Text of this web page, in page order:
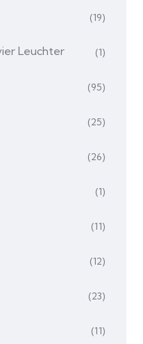
(19)
Leuchter (1)
(95)
(25)
(26)
(1)
(11)
(12)
(23)
(11)